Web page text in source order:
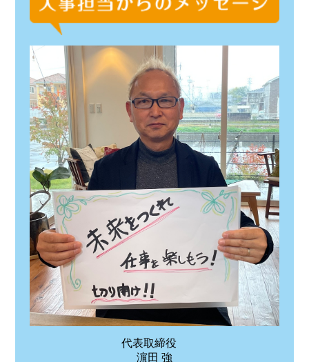
代表取締役
濵田 強